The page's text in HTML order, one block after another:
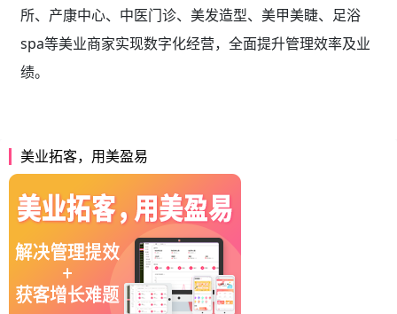
所、产康中心、中医门诊、美发造型、美甲美睫、足浴
spa等美业商家实现数字化经营，全面提升管理效率及业
绩。
美业拓客，用美盈易